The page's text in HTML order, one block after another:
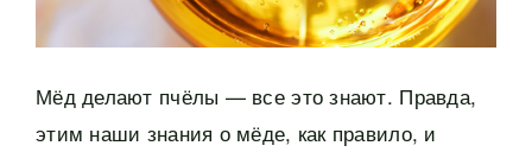
Мёд делают пчёлы — все это знают. Правда,
этим наши знания о мёде, как правило, и